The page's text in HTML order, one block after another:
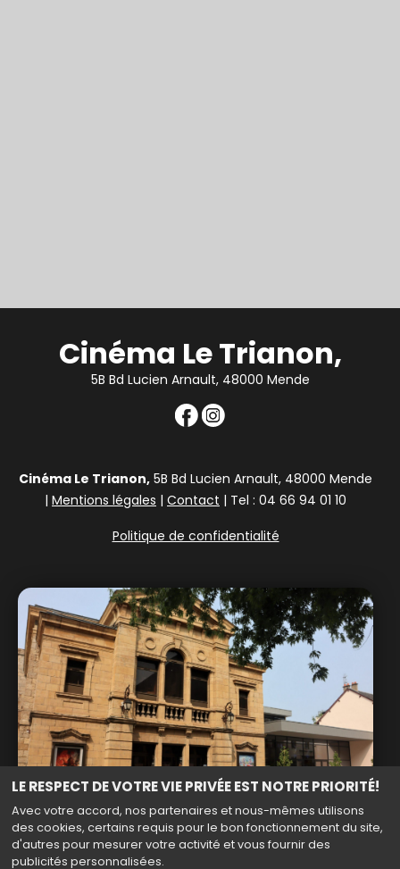
LE RESPECT DE VOTRE VIE PRIVÉE EST NOTRE PRIORITÉ!
Avec votre accord, nos partenaires et nous-mêmes utilisons
des cookies, certains requis pour le bon fonctionnement du site,
d'autres pour mesurer votre activité et vous fournir des
publicités personnalisées.
Cinéma Le Trianon,
5B Bd Lucien Arnault, 48000 Mende
Cinéma Le Trianon, 5B Bd Lucien Arnault, 48000 Mende
| Mentions légales | Contact | Tel : 04 66 94 01 10
Politique de confidentialité